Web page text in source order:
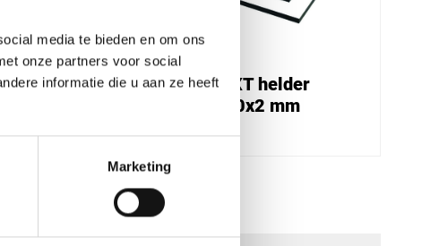
media te bieden en om ons
onze partners voor social
informatie die u aan ze heeft
Marketing
Plexiglas XT helder
2050x2000x2 mm